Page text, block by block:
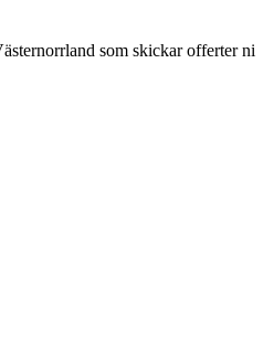
som skickar offerter ni